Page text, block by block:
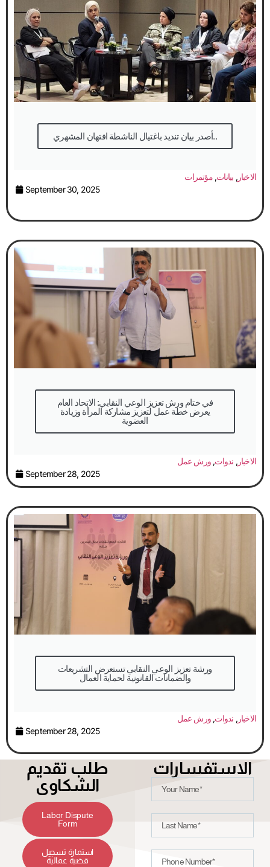
أصدر بيان تنديد باغتيال الناشطة افتهان المشهري..
الاخبار, بيانات,مؤتمرات
September 30, 2025
في ختام ورش تعزيز الوعي النقابي: الاتحاد العام
يعرض خطة عمل لتعزيز مشاركة المرأة وزيادة
العضوية
الاخبار, ندوات,ورش عمل
September 28, 2025
والضمانات القانونية لحماية العمال
الاخبار, ندوات,ورش عمل
September 28, 2025
طلب تقديم
الشكاوى
Labor Dispute
Form
استمارة تسجيل
قضية عمالية
الاستفسارات